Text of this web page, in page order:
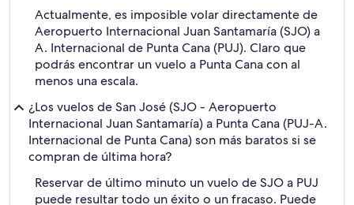
Actualmente, es imposible volar directamente de
Aeropuerto Internacional Juan Santamaría (SJO) a
A. Internacional de Punta Cana (PUJ). Claro que
podrás encontrar un vuelo a Punta Cana con al
menos una escala.
¿Los vuelos de San José (SJO - Aeropuerto
Internacional Juan Santamaría) a Punta Cana (PUJ-A.
Internacional de Punta Cana) son más baratos si se
compran de última hora?
Reservar de último minuto un vuelo de SJO a PUJ
puede resultar todo un éxito o un fracaso. Puede